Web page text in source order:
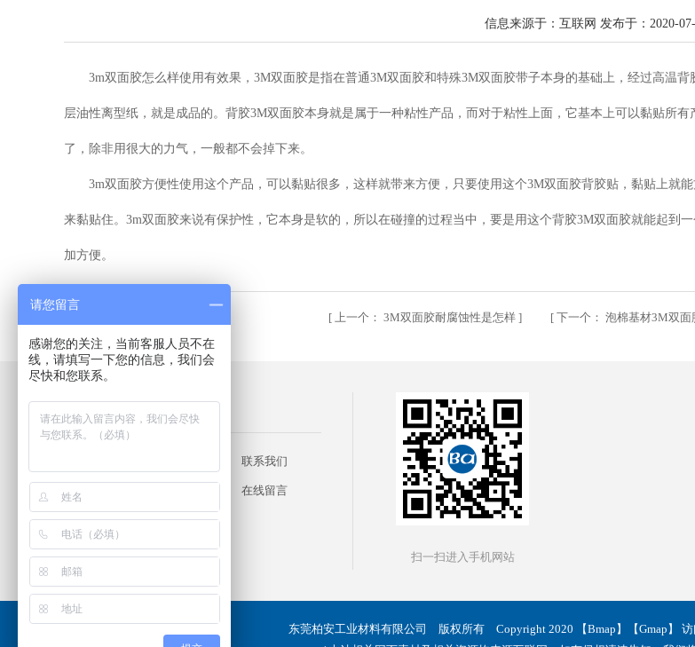
信息来源于：互联网 发布于：2020-
3m双面胶怎么样使用有效果，3M双面胶是指在普通3M双面胶和特殊3M双面胶带子本身的基础上，经过高温
层油性离型纸，就是成品的。背胶3M双面胶本身就是属于一种粘性产品，而对于粘性上面，它基本上可以黏贴所
了，除非用很大的力气，一般都不会掉下来。
3m双面胶方便性使用这个产品，可以黏贴很多，这样就带来方便，只要使用这个3M双面胶背胶贴，黏贴上就
来黏贴住。3m双面胶来说有保护性，它本身是软的，所以在碰撞的过程当中，要是用这个背胶3M双面胶就能起到
加方便。
[ 上一个： 3M双面胶耐腐蚀性是怎样 ] [ 下一个： 泡棉基材3M双面
关于我们
新闻动态
常见问题
行业应用
联系我们
在线留言
扫一扫进入手机网站
东莞柏安工业材料有限公司 版权所有 Copyright 2020 【Bmap 】【Gmap 】 访
请您留言
感谢您的关注，当前客服人员不在
线，请填写一下您的信息，我们会
尽快和您联系。